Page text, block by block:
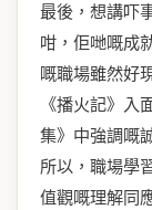
最後，想講吓
咁，佢哋嘅成
嘅職場雖然好
《播火記》入
集》中強調嘅
所以，職場學
值觀嘅理解同